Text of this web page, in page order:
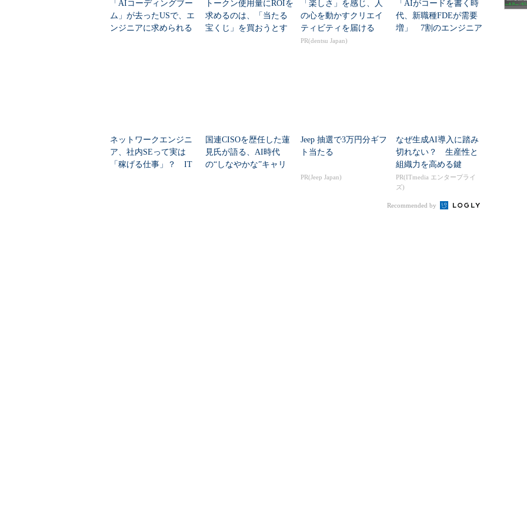
スタートアップだけではない、シリコンバレーの勤め先
「AIコーディングブー
ム」が去ったUSで、エ
ンジニアに求められる
トークン使用量にROIを
求めるのは、「当たる
宝くじ」を買おうとす
「楽しさ」を感じ、人
の心を動かすクリエイ
ティビティを届ける
PR(dentsu Japan)
「AIがコードを書く時
代、新職種FDEが需要
増」 7割のエンジニア
ネットワークエンジニ
ア、社内SEって実は
「稼げる仕事」？ IT
国連CISOを歴任した蓮
見氏が語る、AI時代
の“しなやかな”キャリ
Jeep 抽選で3万円分ギフ
ト当たる
PR(Jeep Japan)
なぜ生成AI導入に踏み
切れない？ 生産性と
組織力を高める鍵
PR(ITmedia エンタープライ
ズ)
Recommended by